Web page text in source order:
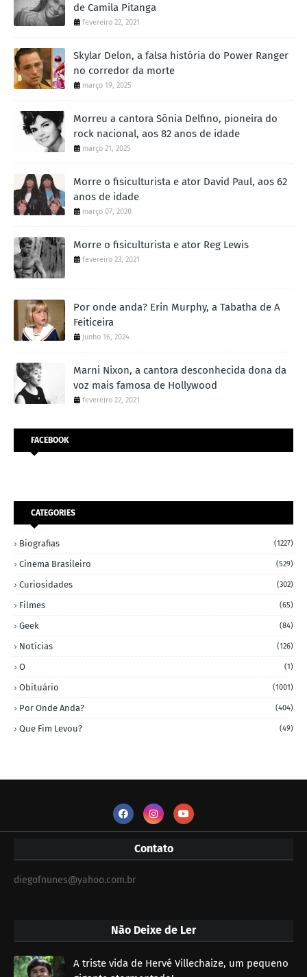
de Camila Pitanga
fevereiro 22, 2021
Skylar Delon, a falsa história do Power Ranger
no corredor da morte
março 19, 2025
Morreu a cantora Sônia Delfino, pioneira do
rock nacional, aos 82 anos de idade
março 21, 2025
Morre o fisiculturista e ator David Paul, aos 62
anos de idade
março 07, 2020
Morre o fisiculturista e ator Reg Lewis
fevereiro 23, 2021
Por onde anda? Erin Murphy, a Tabatha de A
Feiticeira
junho 16, 2024
Marni Nixon, a cantora desconhecida dona da
voz mais famosa de Hollywood
fevereiro 22, 2021
FACEBOOK
CATEGORIES
Biografias (1227)
Cinema Brasileiro (529)
Curiosidades (302)
Filmes (65)
Geek (84)
Notícias (126)
O (1)
Obituário (1001)
Por Onde Anda? (404)
Que Fim Levou? (49)
Contato
diegofnunes@yahoo.com.br
Não Deixe de Ler
A triste vida de Hervé Villechaize, um pequeno